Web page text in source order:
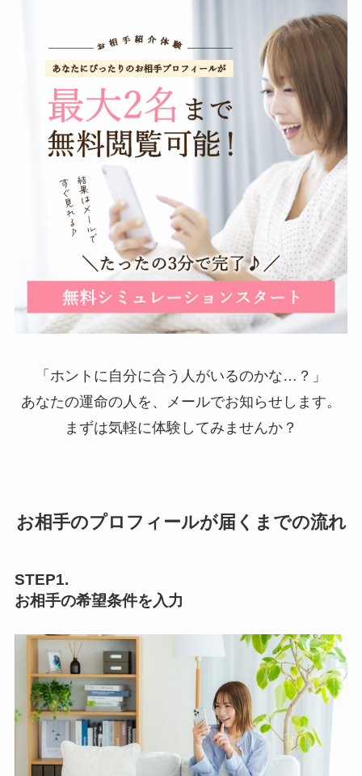
「ホントに自分に合う人がいるのかな…？」
あなたの運命の人を、メールでお知らせします。
まずは気軽に体験してみませんか？
お相手のプロフィールが届くまでの流れ
STEP1.
お相手の希望条件を入力